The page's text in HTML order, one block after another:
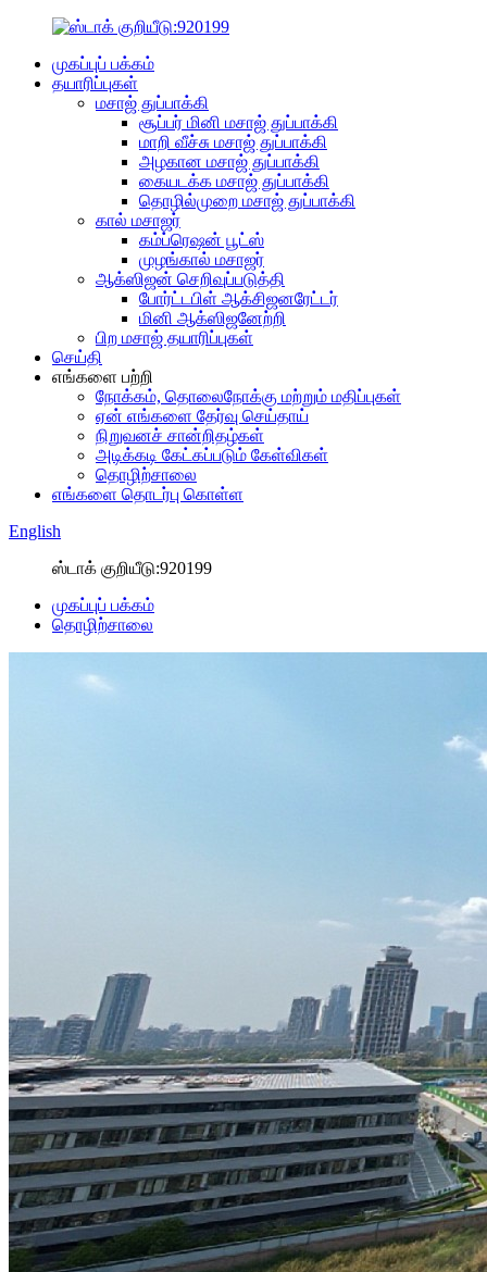
முகப்புப் பக்கம்
தயாரிப்புகள்
மசாஜ் துப்பாக்கி
சூப்பர் மினி மசாஜ் துப்பாக்கி
மாறி வீச்சு மசாஜ் துப்பாக்கி
அழகான மசாஜ் துப்பாக்கி
கையடக்க மசாஜ் துப்பாக்கி
தொழில்முறை மசாஜ் துப்பாக்கி
கால் மசாஜர்
கம்ப்ரெஷன் பூட்ஸ்
முழங்கால் மசாஜர்
ஆக்ஸிஜன் செறிவுப்படுத்தி
போர்ட்டபிள் ஆக்சிஜனரேட்டர்
மினி ஆக்ஸிஜனேற்றி
பிற மசாஜ் தயாரிப்புகள்
செய்தி
எங்களை பற்றி
நோக்கம், தொலைநோக்கு மற்றும் மதிப்புகள்
ஏன் எங்களை தேர்வு செய்தாய்
நிறுவனச் சான்றிதழ்கள்
அடிக்கடி கேட்கப்படும் கேள்விகள்
தொழிற்சாலை
எங்களை தொடர்பு கொள்ள
English
ஸ்டாக் குறியீடு:920199
முகப்புப் பக்கம்
தொழிற்சாலை